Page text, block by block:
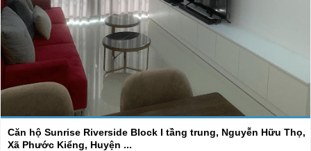
Căn hộ Sunrise Riverside Block I tầng trung, Nguyễn Hữu Thọ,
Xã Phước Kiểng, Huyện ...